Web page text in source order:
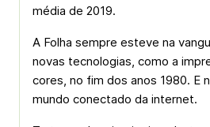
média de 2019.
A Folha sempre esteve na
novas tecnologias, como a
cores, no fim dos anos 1980. E
mundo conectado da internet.